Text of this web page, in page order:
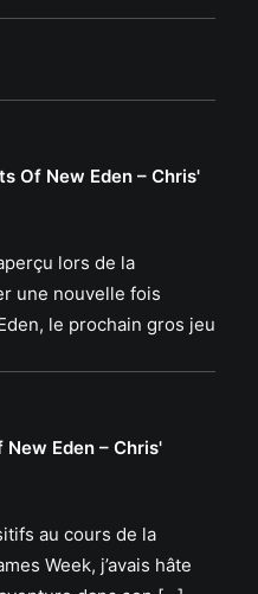
Of New Eden – Chris'
lors de la
une nouvelle fois
le prochain gros jeu
Eden – Chris'
au cours de la
Week, j’avais hâte